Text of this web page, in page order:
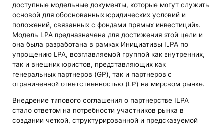
доступные модельные документы, которые могут служить
основой для обоснованных юридических условий и
положений, связанных с фондами прямых инвестиций».
Модель LPA предназначена для достижения этой цели и
она была разработана в рамках Инициативы ILPA по
упрощению LPA, возглавляемой группой как внутренних,
так и внешних юристов, представляющих как
генеральных партнеров (GP), так и партнеров с
ограниченной ответственностью (LP) на мировом рынке.
Внедрение типового соглашения о партнерстве ILPA
стало ответом на потребности участников рынка в
создании четкой, структурированной и предсказуемой